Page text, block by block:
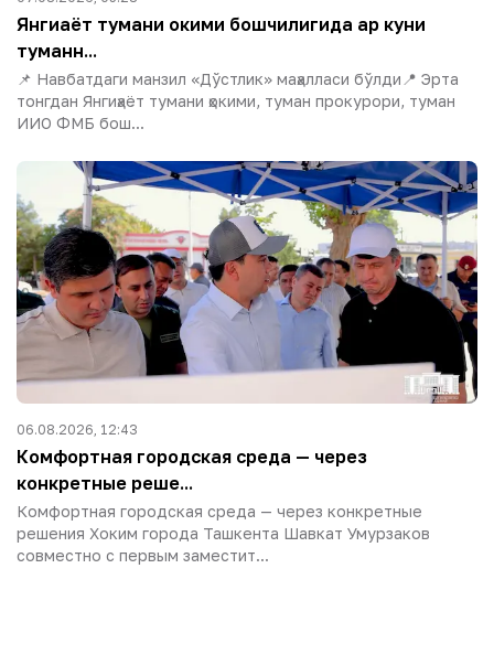
Янгиҳаёт тумани ҳокими бошчилигида ҳар куни
туманн...
📌 Навбатдаги манзил «Дўстлик» маҳалласи бўлди📍 Эрта
тонгдан Янгиҳаёт тумани ҳокими, туман прокурори, туман
ИИО ФМБ бош...
06.08.2026, 12:43
Комфортная городская среда — через
конкретные реше...
Комфортная городская среда — через конкретные
решения Хоким города Ташкента Шавкат Умурзаков
совместно с первым заместит...